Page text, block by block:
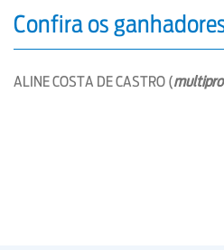
Confira os
ALINE COSTA DE CASTRO (